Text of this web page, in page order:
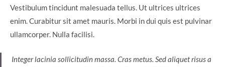
Vestibulum tincidunt malesuada tellus. Ut ultrices ultrices
enim. Curabitur sit amet mauris. Morbi in dui quis est pulvinar
ullamcorper. Nulla facilisi.
Integer lacinia sollicitudin massa. Cras metus. Sed aliquet risus a